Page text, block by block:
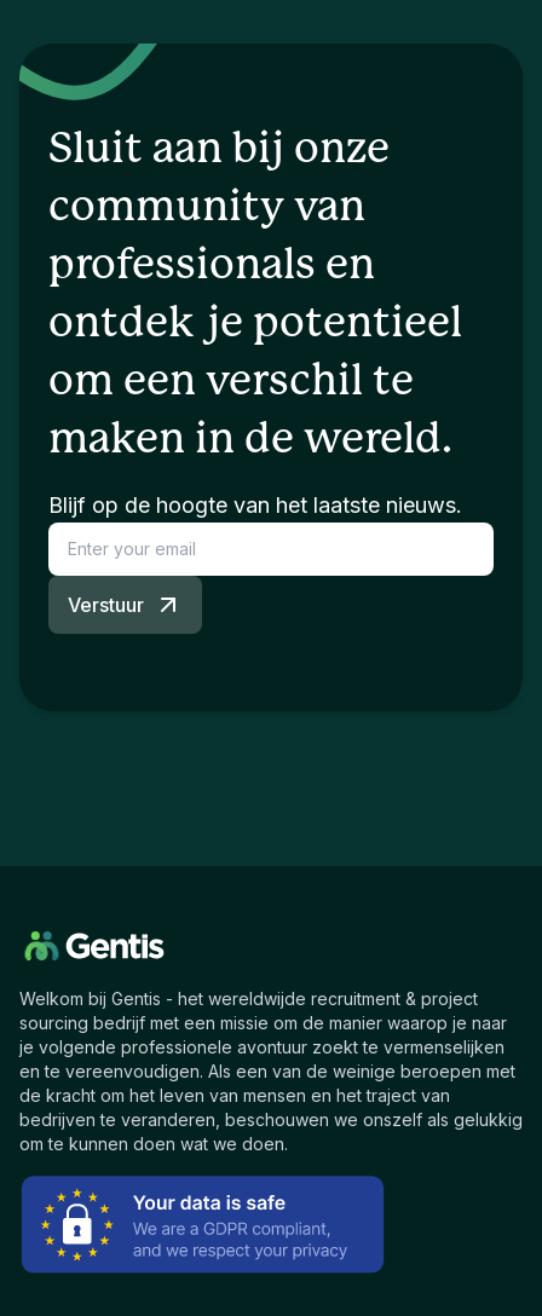
Sluit aan bij onze
community van
professionals en
ontdek je potentieel
om een verschil te
maken in de wereld.
Blijf op de hoogte van het laatste nieuws.
Verstuur
Welkom bij Gentis - het wereldwijde recruitment & project
sourcing bedrijf met een missie om de manier waarop je naar
je volgende professionele avontuur zoekt te vermenselijken
en te vereenvoudigen. Als een van de weinige beroepen met
de kracht om het leven van mensen en het traject van
bedrijven te veranderen, beschouwen we onszelf als gelukkig
om te kunnen doen wat we doen.